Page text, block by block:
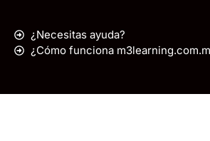
¿Necesitas ayuda?
¿Cómo funciona